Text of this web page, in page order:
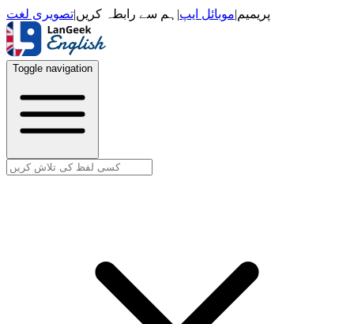
پریمیم|موبائل ایپ| ہم سے رابطہ کریں|تصویری لغت
Toggle navigation